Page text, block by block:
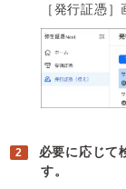
［発行証憑
必要に応じて
す。